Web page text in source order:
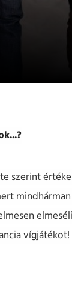
szerint
vígjátékot!